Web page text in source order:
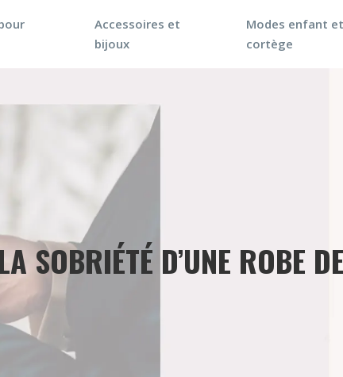
Accessoires et
bijoux
Modes enfant et
cortège
SOBRIÉTÉ D’UNE ROBE